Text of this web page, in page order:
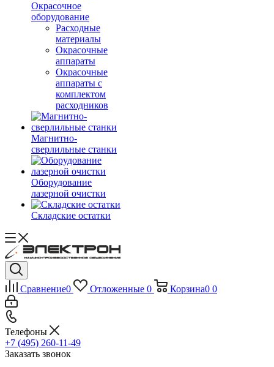
Окрасочное
оборудование
Расходные
материалы
Окрасочные
аппараты
Окрасочные
аппараты с
комплектом
расходников
Магнитно-
сверлильные станки
Оборудование
лазерной очистки
Складские остатки
Сравнение0 Отложенные 0 Корзина0 0
Телефоны
+7 (495) 260-11-49
Заказать звонок